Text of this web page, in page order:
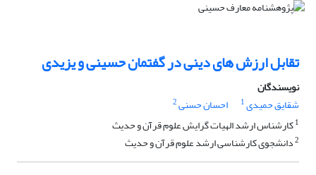
تقابل ارزش های دینی در گفتمان حسینی و یزیدی
نویسندگان
شقایق حمیدی1 احسان حسنی2
1کارشناس ارشد الهیات گرایش علوم قرآن و حدیث
2دانشجوی کارشناسی ارشد علوم قرآن و حدیث